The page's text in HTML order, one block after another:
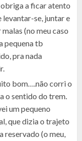
a ficar atento
levantar-se, juntar e
(no meu caso
pequena tb
pra nada
bom….não corri o
o sentido do trem.
um pequeno
que dizia o trajeto
reservado (o meu,